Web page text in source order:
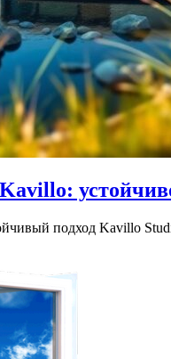
подход Kavillo